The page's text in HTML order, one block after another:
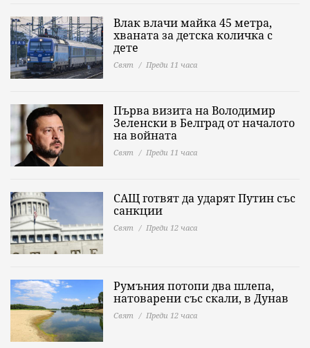
Влак влачи майка 45 метра,
хваната за детска количка с
дете
Свят Преди 11 часа
Първа визита на Володимир
Зеленски в Белград от началото
на войната
Свят Преди 11 часа
САЩ готвят да ударят Путин със
санкции
Свят Преди 12 часа
Румъния потопи два шлепа,
натоварени със скали, в Дунав
Свят Преди 12 часа